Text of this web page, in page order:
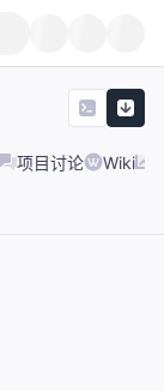
项目讨论 Wiki